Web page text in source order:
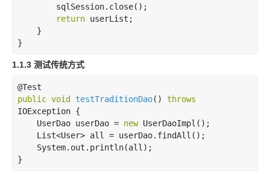
return userList;
}
1.1.3 测试传统方式
@Test
public void testTraditionDao()
throws
IOException {
    UserDao userDao =
new UserDaoImpl();
}